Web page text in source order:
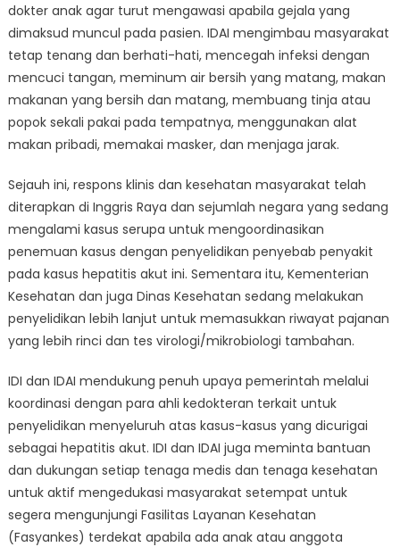
dokter anak agar turut mengawasi apabila gejala yang
dimaksud muncul pada pasien. IDAI mengimbau masyarakat
tetap tenang dan berhati-hati, mencegah infeksi dengan
mencuci tangan, meminum air bersih yang matang, makan
makanan yang bersih dan matang, membuang tinja atau
popok sekali pakai pada tempatnya, menggunakan alat
makan pribadi, memakai masker, dan menjaga jarak.
Sejauh ini, respons klinis dan kesehatan masyarakat telah
diterapkan di Inggris Raya dan sejumlah negara yang sedang
mengalami kasus serupa untuk mengoordinasikan
penemuan kasus dengan penyelidikan penyebab penyakit
pada kasus hepatitis akut ini. Sementara itu, Kementerian
Kesehatan dan juga Dinas Kesehatan sedang melakukan
penyelidikan lebih lanjut untuk memasukkan riwayat pajanan
yang lebih rinci dan tes virologi/mikrobiologi tambahan.
IDI dan IDAI mendukung penuh upaya pemerintah melalui
koordinasi dengan para ahli kedokteran terkait untuk
penyelidikan menyeluruh atas kasus-kasus yang dicurigai
sebagai hepatitis akut. IDI dan IDAI juga meminta bantuan
dan dukungan setiap tenaga medis dan tenaga kesehatan
untuk aktif mengedukasi masyarakat setempat untuk
segera mengunjungi Fasilitas Layanan Kesehatan
(Fasyankes) terdekat apabila ada anak atau anggota